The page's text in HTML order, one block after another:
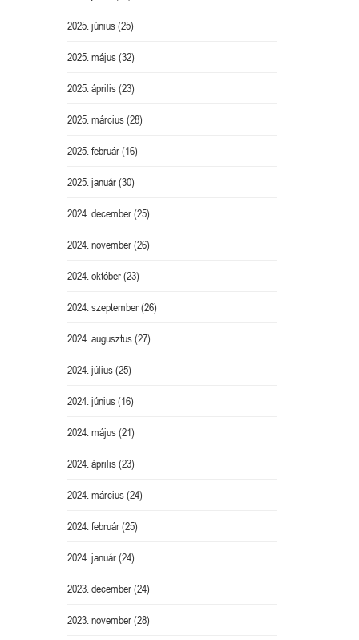
2025. június(25)
2025. május(32)
2025. április(23)
2025. március(28)
2025. február(16)
2025. január(30)
2024. december(25)
2024. november(26)
2024. október(23)
2024. szeptember(26)
2024. augusztus(27)
2024. július(25)
2024. június(16)
2024. május(21)
2024. április(23)
2024. március(24)
2024. február(25)
2024. január(24)
2023. december(24)
2023. november(28)